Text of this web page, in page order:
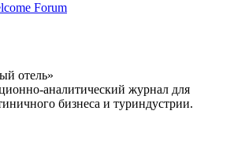
Forum
отель»
аналитический журнал для
бизнеса и туриндустрии.